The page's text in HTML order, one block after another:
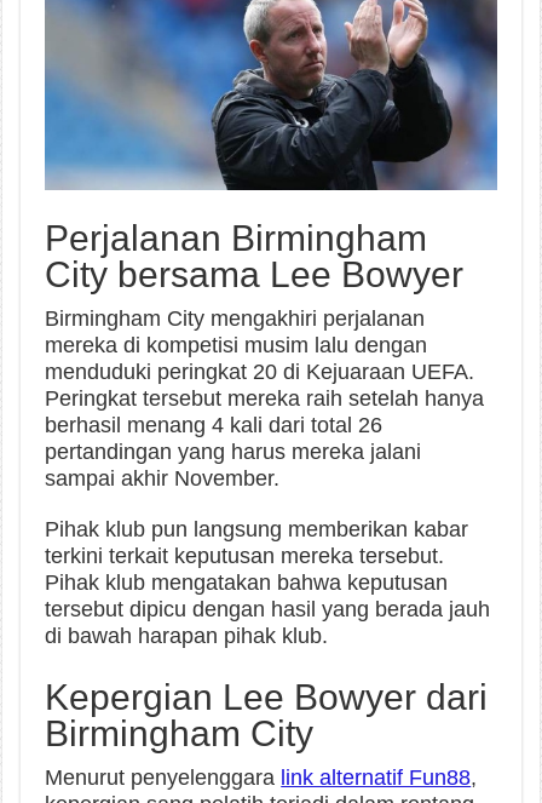
Perjalanan Birmingham
City bersama Lee Bowyer
Birmingham City mengakhiri perjalanan
mereka di kompetisi musim lalu dengan
menduduki peringkat 20 di Kejuaraan UEFA.
Peringkat tersebut mereka raih setelah hanya
berhasil menang 4 kali dari total 26
pertandingan yang harus mereka jalani
sampai akhir November.
Pihak klub pun langsung memberikan kabar
terkini terkait keputusan mereka tersebut.
Pihak klub mengatakan bahwa keputusan
tersebut dipicu dengan hasil yang berada jauh
di bawah harapan pihak klub.
Kepergian Lee Bowyer dari
Birmingham City
Menurut penyelenggara link alternatif Fun88,